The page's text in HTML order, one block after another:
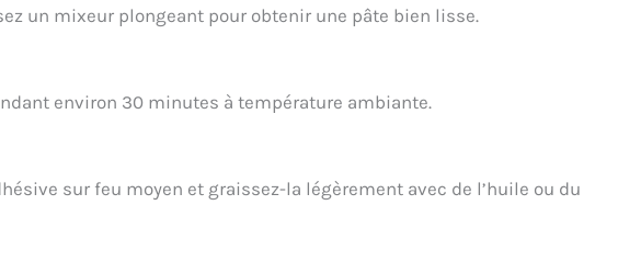
un mixeur plongeant pour obtenir une pâte bien lisse.
environ 30 minutes à température ambiante.
sur feu moyen et graissez-la légèrement avec de l’huile ou du